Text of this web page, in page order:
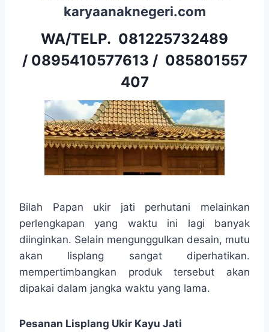
karyaanaknegeri.com
WA/TELP. 081225732489
/ 0895410577613 / 085801557
407
Bilah Papan ukir jati perhutani melainkan
perlengkapan yang waktu ini lagi banyak
diinginkan. Selain mengunggulkan desain, mutu
akan lisplang sangat diperhatikan.
mempertimbangkan produk tersebut akan
dipakai dalam jangka waktu yang lama.
Pesanan Lisplang Ukir Kayu Jati